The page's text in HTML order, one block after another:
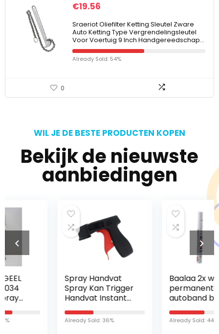
€19.56
Sraeriot Oliefilter Ketting Sleutel Zware
Auto Ketting Type Vergrendelingsleutel
Voor Voertuig 9 Inch Handgereedschap…
Already Sold: 54%
0
WIL JE DE BESTE PRODUCTEN KOPEN
Bekijk de nieuwste
aanbiedingen
Spray Handvat
Spray Kan Trigger
Handvat Instant
Aërosol Sproeier
Machine Volledige
Already Sold: 36%
Baalaa 2x witte
permanente
autoband band
metalen verf pen
Already Sold: 44%